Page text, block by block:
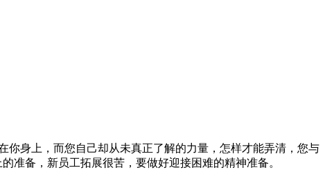
身上，而您自己却从未真正了解的力量，怎样才能弄清，您与
准备，新员工拓展很苦，要做好迎接困难的精神准备。